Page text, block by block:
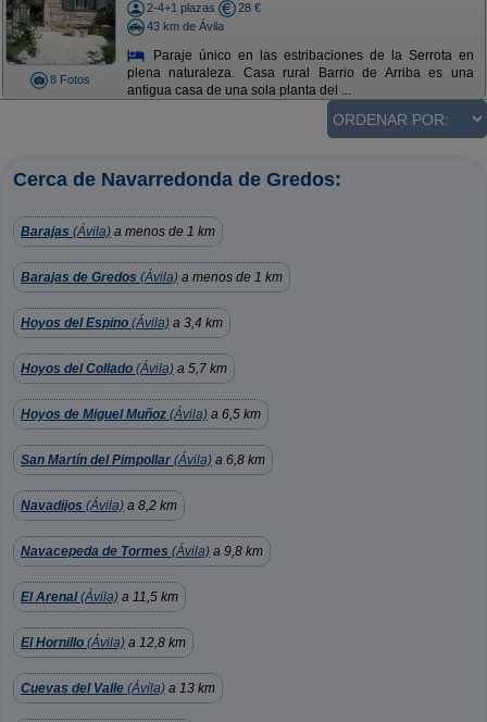
8 Fotos
2-4+1 plazas
28 €
43 km de Ávila
Paraje único en las estribaciones de la Serrota en
plena naturaleza. Casa rural Barrio de Arriba es una
antigua casa de una sola planta del ...
Cerca de Navarredonda de Gredos:
Barajas (Ávila) a menos de 1 km
Barajas de Gredos (Ávila) a menos de 1 km
Hoyos del Espino (Ávila) a 3,4 km
Hoyos del Collado (Ávila) a 5,7 km
Hoyos de Miguel Muñoz (Ávila) a 6,5 km
San Martín del Pimpollar (Ávila) a 6,8 km
Navadijos (Ávila) a 8,2 km
Navacepeda de Tormes (Ávila) a 9,8 km
El Arenal(Ávila) a 11,5 km
El Hornillo (Ávila) a 12,8 km
Cuevas del Valle (Ávila) a 13 km